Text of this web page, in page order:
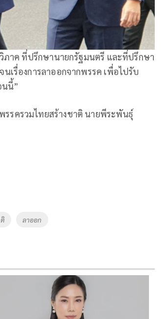
ภาค ที่ปรึกษานายกรัฐมนตรี และที่ปรึกษา
เรื่องการลาออกจากพรรค เพื่อไปรับ
นนี้”
รรครวมไทยสร้างชาติ นายพีระพันธุ์
ลาออก